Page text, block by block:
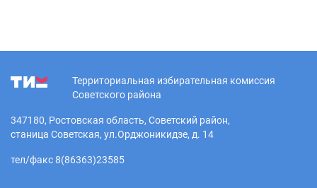
Территориальная избирательная комиссия
Советского района
347180, Ростовская область, Советский район,
станица Советская, ул.Орджоникидзе, д. 14
тел/факс 8(86363)23585